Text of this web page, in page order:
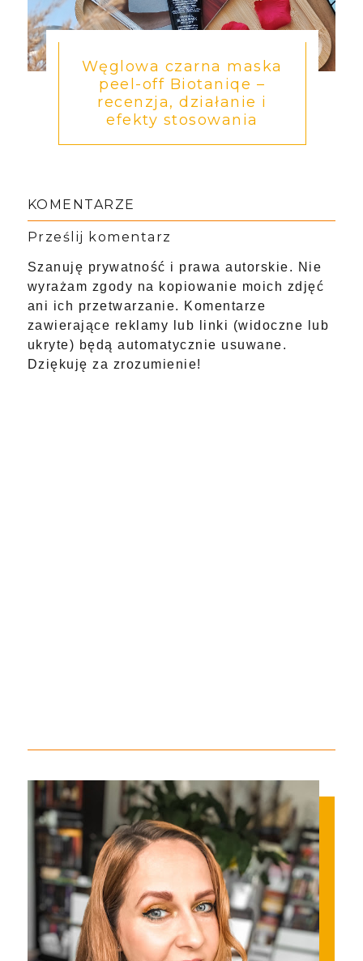
Węglowa czarna maska
peel-off Biotaniqe –
recenzja, działanie i
efekty stosowania
KOMENTARZE
Prześlij komentarz
Szanuję prywatność i prawa autorskie. Nie
wyrażam zgody na kopiowanie moich zdjęć
ani ich przetwarzanie. Komentarze
zawierające reklamy lub linki (widoczne lub
ukryte) będą automatycznie usuwane.
Dziękuję za zrozumienie!